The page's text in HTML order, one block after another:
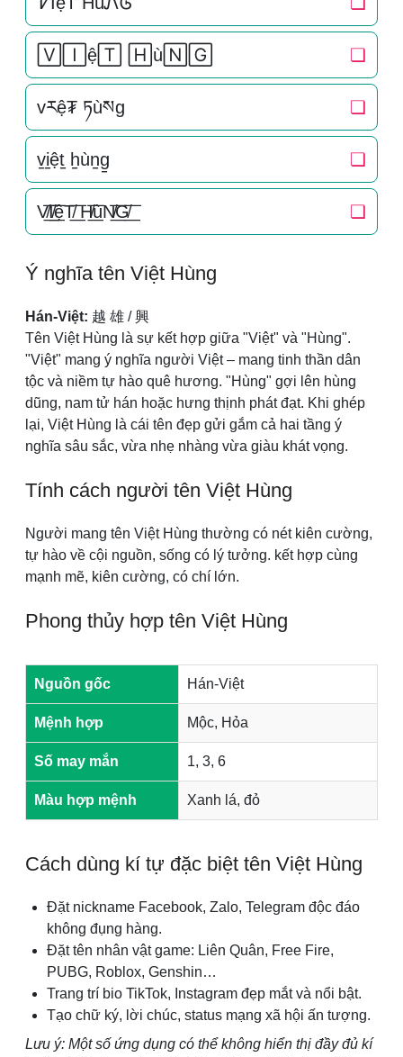
🅅🄸ệ🅃 🄷ù🄽🄶 ❏
vརệ₮ ཏùསg ❏
v̠i̠ệt̠ h̠ùn̠g̠ ❏
V̸͟͞I̸͟͞ệT̸͟͞ H̸͟͞ùN̸͟͞G̸͟͞ ❏
Ý nghĩa tên Việt Hùng
Hán-Việt: 越 雄 / 興
Tên Việt Hùng là sự kết hợp giữa "Việt" và "Hùng".
"Việt" mang ý nghĩa người Việt – mang tinh thần dân
tộc và niềm tự hào quê hương. "Hùng" gợi lên hùng
dũng, nam tử hán hoặc hưng thịnh phát đạt. Khi ghép
lại, Việt Hùng là cái tên đẹp gửi gắm cả hai tầng ý
nghĩa sâu sắc, vừa nhẹ nhàng vừa giàu khát vọng.
Tính cách người tên Việt Hùng
Người mang tên Việt Hùng thường có nét kiên cường,
tự hào về cội nguồn, sống có lý tưởng. kết hợp cùng
mạnh mẽ, kiên cường, có chí lớn.
Phong thủy hợp tên Việt Hùng
Nguồn gốc Hán-Việt
Mệnh hợp Mộc, Hỏa
Số may mắn 1, 3, 6
Màu hợp mệnh Xanh lá, đỏ
Cách dùng kí tự đặc biệt tên Việt Hùng
Đặt nickname Facebook, Zalo, Telegram độc đáo
không đụng hàng.
Đặt tên nhân vật game: Liên Quân, Free Fire,
PUBG, Roblox, Genshin…
Trang trí bio TikTok, Instagram đẹp mắt và nổi bật.
Tạo chữ ký, lời chúc, status mạng xã hội ấn tượng.
Lưu ý: Một số ứng dụng có thể không hiển thị đầy đủ kí